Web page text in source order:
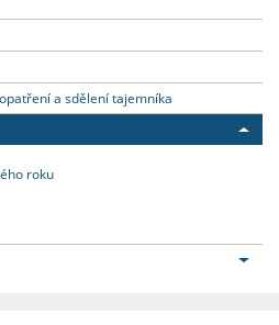
a sdělení tajemníka
roku